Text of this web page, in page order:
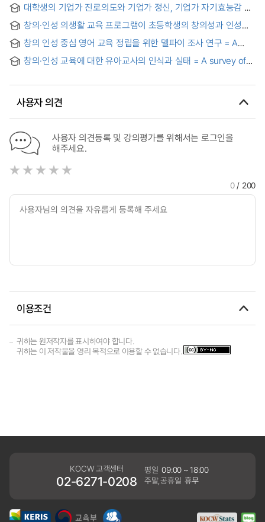
Young Founder‘s Entrepreneurship on the Management
performance : Focusing on the Moderating Effect of
Entrepreneur's satisfaction on the Business Incubating
Center(BI)
대학생의 기업가 진로의도와 기업가 정신, 기업가 자기효능감 및
창의·인성 의생활 교육 프로그램이 초등학생의 창의성과 인성에
Clothing Education Program on Creativity and Character of
Elementary School Students
창의 인성 중심 영어 교육 정립을 위한 델파이 조사 연구 = A
English Education Based on Creativity and Character
창의·인성 교육에 대한 유아교사의 인식과 실태 = A survey of
사용자 의견
사용자 의견등록 및 강의평가를 위해서는 로그인을
해주세요.
0/ 200
이용조건
귀하는 원저작자를 표시하여야 합니다.
귀하는 이 저작물을 영리 목적으로 이용할 수 없습니다.
KOCW 고객센터
02-6271-0208
평일 09:00 ~ 18:00
주말,공휴일 휴무